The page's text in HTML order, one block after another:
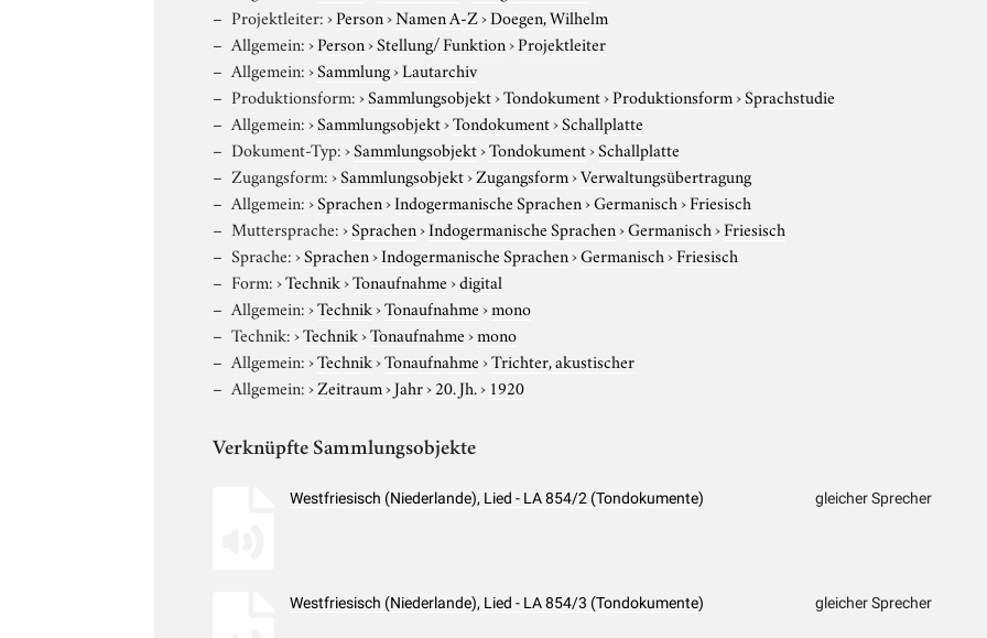
Projektleiter:›Person›Namen A-Z›Doegen, Wilhelm
Allgemein:›Person›Stellung/ Funktion›Projektleiter
Allgemein:›Sammlung›Lautarchiv
Produktionsform:›Sammlungsobjekt›Tondokument›Produktionsform›Sprachstudie
Allgemein:›Sammlungsobjekt›Tondokument›Schallplatte
Dokument-Typ:›Sammlungsobjekt›Tondokument›Schallplatte
Zugangsform:›Sammlungsobjekt›Zugangsform›Verwaltungsübertragung
Allgemein:›Sprachen›Indogermanische Sprachen›Germanisch›Friesisch
Muttersprache:›Sprachen›Indogermanische Sprachen›Germanisch›Friesisch
Sprache:›Sprachen›Indogermanische Sprachen›Germanisch›Friesisch
Form:›Technik›Tonaufnahme›digital
Allgemein:›Technik›Tonaufnahme›mono
Technik:›Technik›Tonaufnahme›mono
Allgemein:›Technik›Tonaufnahme›Trichter, akustischer
Allgemein:›Zeitraum›Jahr›20. Jh.› 1920
Verknüpfte Sammlungsobjekte
Westfriesisch (Niederlande), Lied - LA 854/2 (Tondokumente) gleicher Sprecher
Westfriesisch (Niederlande), Lied - LA 854/3 (Tondokumente) gleicher Sprecher